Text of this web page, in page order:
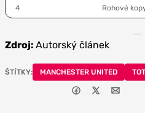
4 Rohové
Zdroj: Autorský článek
ŠTÍTKY: MANCHESTER UNITED